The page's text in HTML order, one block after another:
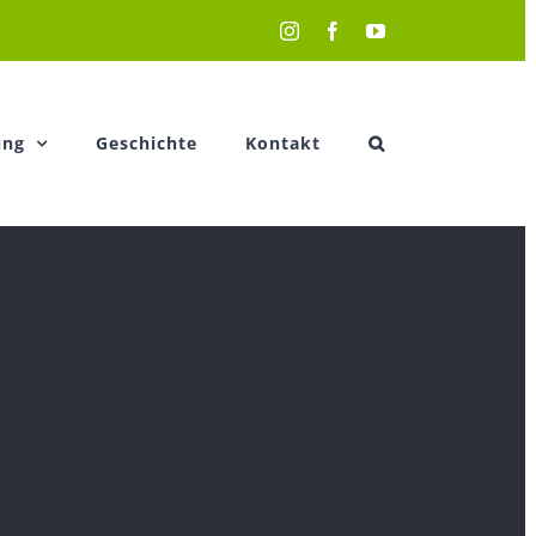
InstagramFacebookYouTube
Geschichte Kontakt